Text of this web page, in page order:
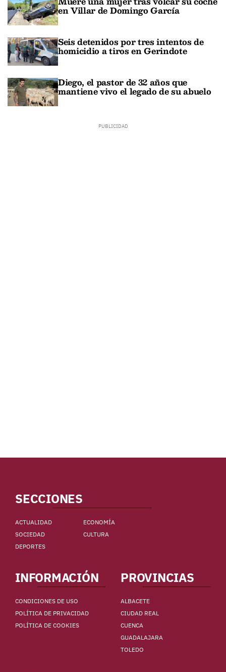
en Villar de Domingo García
Seis detenidos por tres intentos de
homicidio a tiros en Gerindote
Diego, el pastor de 32 años que
mantiene vivo el legado de su abuelo
SECCIONES
ACTUALIDAD
ECONOMÍA
SOCIEDAD
CULTURA
DEPORTES
INFORMACIÓN
CONDICIONES DE USO
POLÍTICA DE PRIVACIDAD
POLÍTICA DE COOKIES
PROVINCIAS
ALBACETE
CIUDAD REAL
CUENCA
GUADALAJARA
TOLEDO